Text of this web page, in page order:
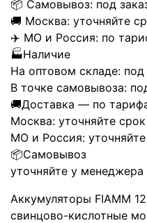
📦 Самовывоз: под
🚚 Москва: уточняйте
✈️ МО и Россия: по
🏭Наличие
На оптовом складе: под
В точке самовывоза:
🚚Доставка — по
Москва: уточняйте
МО и Россия:
📦Самовывоз
уточняйте у менеджера
Аккумуляторы FIAMM
свинцово-кислотные